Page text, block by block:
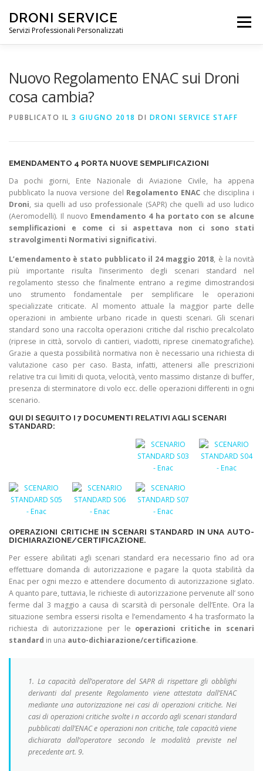
DRONI SERVICE
Servizi Professionali Personalizzati
Menu
Nuovo Regolamento ENAC sui Droni
cosa cambia?
PUBBLICATO IL 3 GIUGNO 2018 DI DRONI SERVICE STAFF
EMENDAMENTO 4 PORTA NUOVE SEMPLIFICAZIONI
Da pochi giorni, Ente Nazionale di Aviazione Civile, ha appena
pubblicato la nuova versione del Regolamento ENAC che disciplina i
Droni, sia quelli ad uso professionale (SAPR) che quelli ad uso ludico
(Aeromodelli). Il nuovo Emendamento 4 ha portato con se alcune
semplificazioni e come ci si aspettava non ci sono stati
stravolgimenti Normativi significativi.
L’emendamento è stato pubblicato il 24 maggio 2018, è la novità
più importante risulta l’inserimento degli scenari standard nel
regolamento stesso che finalmente entrano a regime dimostrandosi
uno strumento fondamentale per semplificare le operazioni
specializzate criticate. Al momento attuale la maggior parte delle
operazioni in ambiente urbano ricade in questi scenari. Gli scenari
standard sono una raccolta operazioni critiche dal rischio precalcolato
(riprese in città, sorvolo di cantieri, viadotti, riprese cinematografiche).
Grazie a questa possibilità normativa non è necessario una richiesta di
valutazione caso per caso. Basta, infatti, attenersi alle prescrizioni
relative tra cui limiti di quota, velocità, vento massimo distanze di buffer,
presenza di sterminatore di volo ecc. delle operazioni differenti in ogni
scenario.
QUI DI SEGUITO I 7 DOCUMENTI RELATIVI AGLI SCENARI
STANDARD:
OPERAZIONI CRITICHE IN SCENARI STANDARD IN UNA AUTO-
DICHIARAZIONE/CERTIFICAZIONE.
Per essere abilitati agli scenari standard era necessario fino ad ora
effettuare domanda di autorizzazione e pagare la quota stabilità da
Enac per ogni mezzo e attendere documento di autorizzazione siglato.
A quanto pare, tuttavia, le richieste di autorizzazione pervenute all’ sono
ferme dal 3 maggio a causa di scarsità di personale dell’Ente. Ora la
situazione sembra essersi risolta e l’emendamento 4 ha trasformato la
richiesta di autorizzazione per le operazioni critiche in scenari
standard in una auto-dichiarazione/certificazione.
1. La capacità dell’operatore del SAPR di rispettare gli obblighi
derivanti dal presente Regolamento viene attestata dall’ENAC
mediante una autorizzazione nei casi di operazioni critiche. Nei
casi di operazioni critiche svolte i n accordo agli scenari standard
pubblicati dall’ENAC e operazioni non critiche, tale capacità viene
dichiarata dall’operatore secondo le modalità previste nel
precedente art. 9.